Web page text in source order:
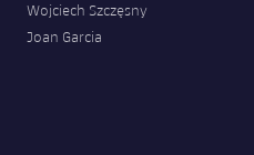
Wojciech Szczęsny
Joan Garcia